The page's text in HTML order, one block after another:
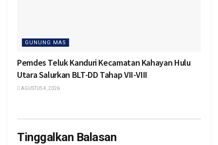
GUNUNG MAS
Pemdes Teluk Kanduri Kecamatan Kahayan Hulu
Utara Salurkan BLT-DD Tahap VII-VIII
AGUSTUS 4, 2026
Tinggalkan Balasan